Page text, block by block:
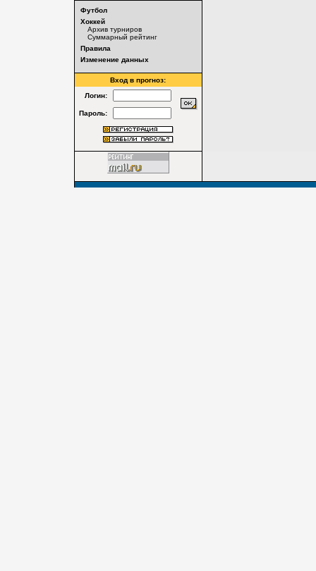
Футбол
Хоккей
Архив турниров
Суммарный рейтинг
Правила
Изменение данных
Вход в прогноз:
Логин:
Пароль: